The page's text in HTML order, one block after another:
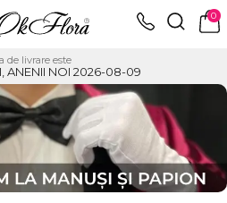
0
de livrare este
ANENII NOI 2026-08-09